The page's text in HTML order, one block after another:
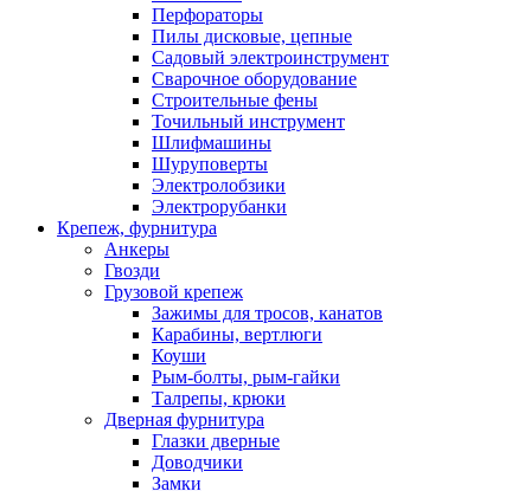
Перфораторы
Пилы дисковые, цепные
Садовый электроинструмент
Сварочное оборудование
Строительные фены
Точильный инструмент
Шлифмашины
Шуруповерты
Электролобзики
Электрорубанки
Крепеж, фурнитура
Анкеры
Гвозди
Грузовой крепеж
Зажимы для тросов, канатов
Карабины, вертлюги
Коуши
Рым-болты, рым-гайки
Талрепы, крюки
Дверная фурнитура
Глазки дверные
Доводчики
Замки